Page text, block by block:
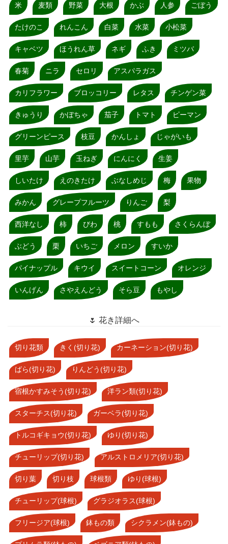
米 麦類 野菜 大根 かぶ 人参 ごぼう
たけのこ れんこん 白菜 水菜 小松菜
キャベツ ほうれん草 ネギ ふき ミツバ
春菊 ニラ セロリ アスパラガス
カリフラワー ブロッコリー レタス チンゲン菜
きゅうり かぼちゃ 茄子 トマト ピーマン
グリーンピース 枝豆 かんしょ じゃがいも
里芋 山芋 玉ねぎ にんにく 生姜
しいたけ えのきたけ ぶなしめじ 梅 果物
みかん グレープフルーツ りんご 梨
西洋なし 柿 びわ 桃 すもも さくらんぼ
ぶどう 栗 いちご メロン すいか
パイナップル キウイ スイートコーン オレンジ
いんげん さやえんどう そら豆 もやし
🌷 花き詳細へ
切り花類 きく(切り花) カーネーション(切り花)
ばら(切り花) りんどう(切り花)
宿根かすみそう(切り花) 洋ラン類(切り花)
スターチス(切り花) ガーベラ(切り花)
トルコギキョウ(切り花) ゆり(切り花)
チューリップ(切り花) アルストロメリア(切り花)
切り葉 切り枝 球根類 ゆり(球根)
チューリップ(球根) グラジオラス(球根)
フリージア(球根) 鉢もの類 シクラメン(鉢もの)